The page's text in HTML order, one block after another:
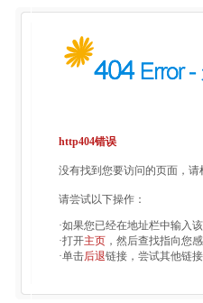
http404错误
没有找到您要访问的页面，
请尝试以下操作：
·如果您已经在地址栏中输入
·打开主页 ，然后查找指向您
·单击后退链接，尝试其他链